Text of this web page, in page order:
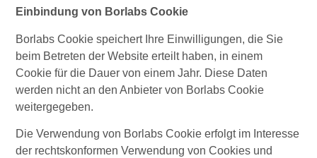
Einbindung von Borlabs Cookie
Borlabs Cookie speichert Ihre Einwilligungen, die Sie
beim Betreten der Website erteilt haben, in einem
Cookie für die Dauer von einem Jahr. Diese Daten
werden nicht an den Anbieter von Borlabs Cookie
weitergegeben.
Die Verwendung von Borlabs Cookie erfolgt im Interesse
der rechtskonformen Verwendung von Cookies und